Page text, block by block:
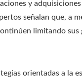
y
señalan que, a
limitando sus
orientadas a la